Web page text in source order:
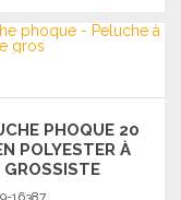
COMMANDER
PHOQUE 20
POLYESTER À
GROSSISTE